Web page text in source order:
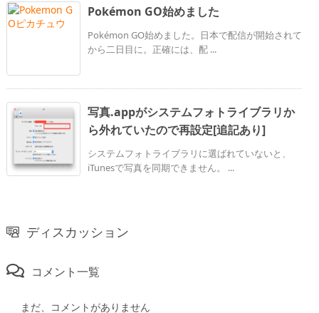
Pokémon GO始めました
Pokémon GO始めました。日本で配信が開始されて
から二日目に。正確には、配 ...
写真.appがシステムフォトライブラリか
ら外れていたので再設定[追記あり]
システムフォトライブラリに選ばれていないと、
iTunesで写真を同期できません。 ...
ディスカッション
コメント一覧
まだ、コメントがありません